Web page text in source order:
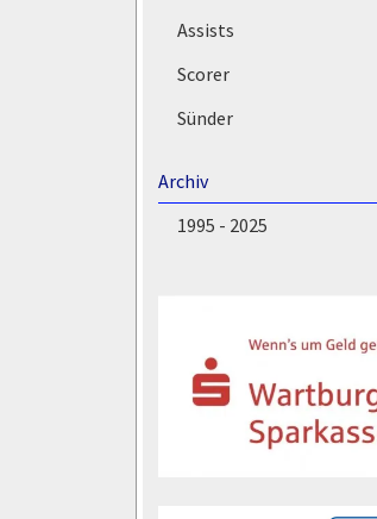
Assists
Scorer
Sünder
Archiv
1995 - 2025